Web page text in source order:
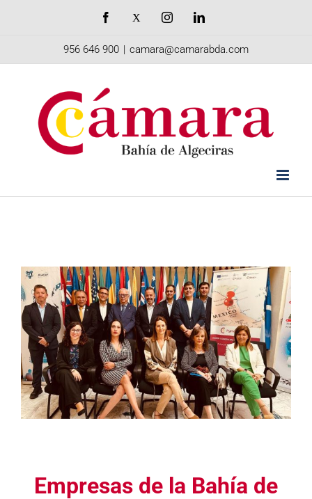
Facebook InstagramLinkedIn
956 646 900 | camara@camarabda.com
Empresas de la Bahía de